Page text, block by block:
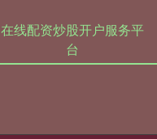
在线配资炒股开户服务平
台